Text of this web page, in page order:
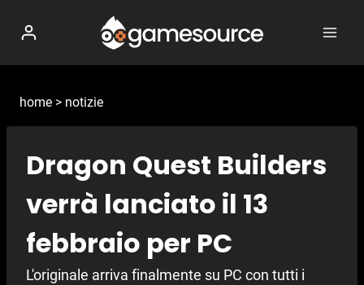
contenuto
home > notizie
Dragon Quest Builders
verrà lanciato il 13
febbraio per PC
L'originale arriva finalmente su PC con tutti i